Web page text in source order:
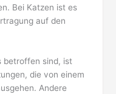
Bei Katzen ist es
auf den
betroffen sind, ist
die von einem
Andere